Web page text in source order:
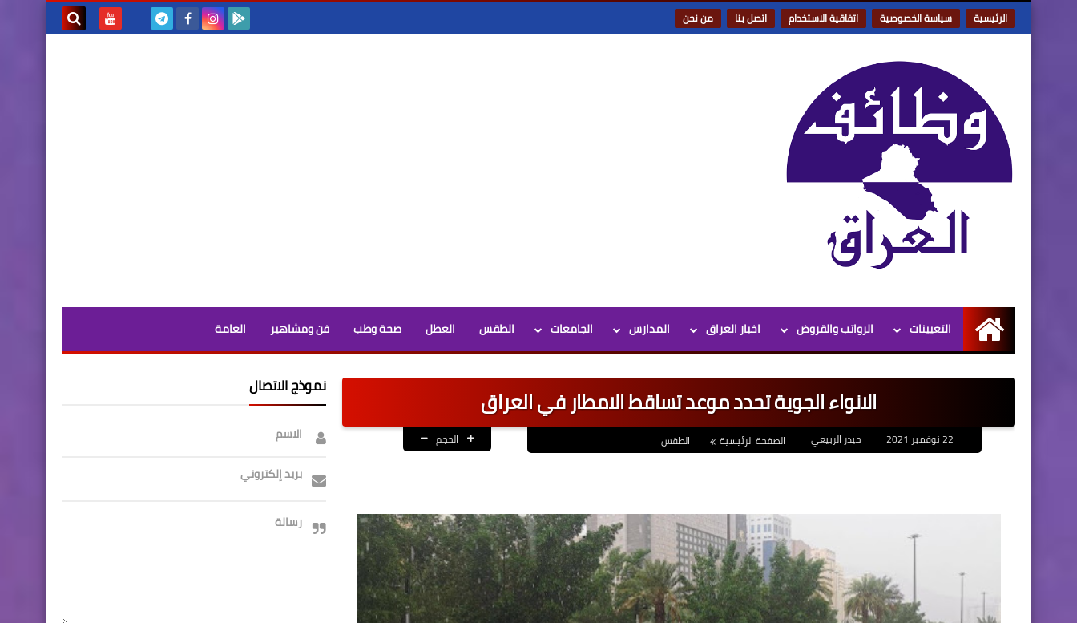
الرئيسية سياسة الخصوصية اتفاقية الاستخدام اتصل بنا من نحن
الرئيسية
التعيينات الرواتب والقروض اخبار العراق المدارس الجامعات الطقس العطل صحة وطب فن ومشاهير العامة
الانواء الجوية تحدد موعد تساقط الامطار في العراق
حيدر الربيعي الصفحة الرئيسية الطقس الحجم
نموذج الاتصال
الاسم
بريد إلكتروني
رسالة